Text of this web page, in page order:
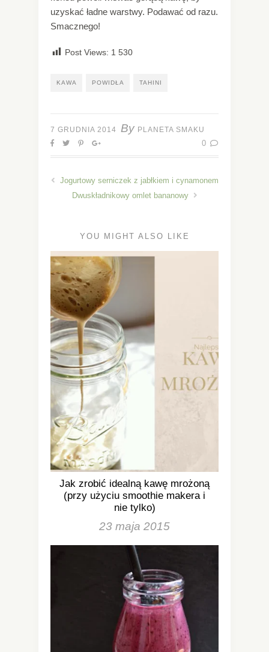
uzyskać ładne warstwy. Podawać od razu.
Smacznego!
Post Views: 1 530
KAWA POWIDŁA TAHINI
7 GRUDNIA 2014 By PLANETA SMAKU
0
Jogurtowy serniczek z jabłkiem i cynamonem
Dwuskładnikowy omlet bananowy
YOU MIGHT ALSO LIKE
Jak zrobić idealną kawę mrożoną
(przy użyciu smoothie makera i
nie tylko)
23 maja 2015